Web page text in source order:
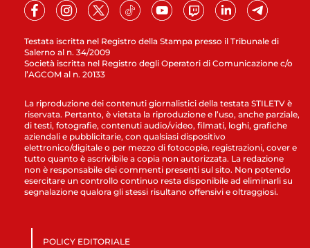
Testata iscritta nel Registro della Stampa presso il Tribunale di
Salerno al n. 34/2009
Società iscritta nel Registro degli Operatori di Comunicazione c/o
l’AGCOM al n. 20133
La riproduzione dei contenuti giornalistici della testata STILETV è
riservata. Pertanto, è vietata la riproduzione e l’uso, anche parziale,
di testi, fotografie, contenuti audio/video, filmati, loghi, grafiche
aziendali e pubblicitarie, con qualsiasi dispositivo
elettronico/digitale o per mezzo di fotocopie, registrazioni, cover e
tutto quanto è ascrivibile a copia non autorizzata. La redazione
non è responsabile dei commenti presenti sul sito. Non potendo
esercitare un controllo continuo resta disponibile ad eliminarli su
segnalazione qualora gli stessi risultano offensivi e oltraggiosi.
POLICY EDITORIALE